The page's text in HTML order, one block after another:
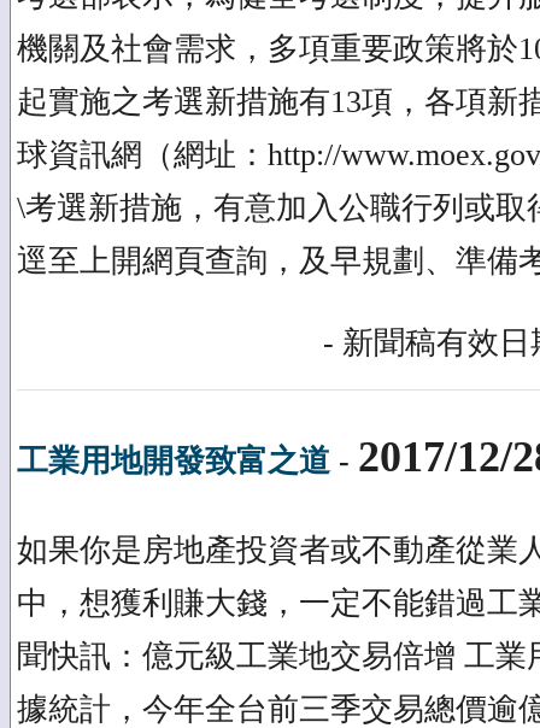
機關及社會需求，多項重要政策將於
起實施之考選新措施有13項，各項新
球資訊網（網址：http://
\考選新措施，有意加入公職行列或取
逕至上開網頁查詢，及早規劃、準備
- 新聞稿有效日
工業用地開發致富之道- 2017/12/
如果你是房地產投資者或不動產從業
中，想獲利賺大錢，一定不能錯過工
聞快訊：億元級工業地交易倍增 工
據統計，今年全台前三季交易總價逾